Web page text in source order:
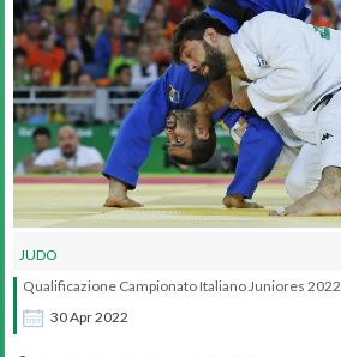
JUDO
30Apr2022
Qualificazione Campionato Italiano Juniores 2022